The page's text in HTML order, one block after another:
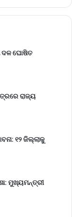
ଦଳ ଘୋଷିତ
ରାଜ୍ୟ
୧୨ ଜିଲ୍ଲାକୁ
ମୁଖ୍ୟମନ୍ତ୍ରୀ